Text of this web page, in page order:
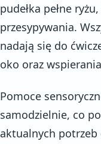
pudełka pełne
przesypywania.
nadają się do
oko oraz
Pomoce
samodzielnie, co
aktualnych potrzeb